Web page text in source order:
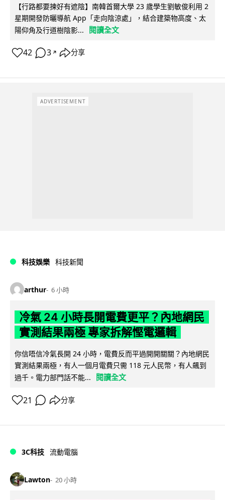
【行路都要揀好有遮陰】南韓首爾大學 23 歲學生劉敏俊利用 2
星期開發防曬導航 App「走向陰涼處」，結合建築物高度、太
陽仰角及行道樹陰影...
閱讀全文
42 3 ↗ 分享
ADVERTISEMENT
科技娛樂 科技新聞
arthur 6 小時
冷氣 24 小時長開電費更平？內地網民
實測結果兩極 專家拆解慳電邏輯
你信唔信冷氣長開 24 小時，電費反而平過開開關關？內地網民
實測結果兩極，有人一個月電費只需 118 元人民幣，有人飆到
過千。電力部門話不能...
閱讀全文
21 分享
3C科技 流動電腦
Lawton 20 小時